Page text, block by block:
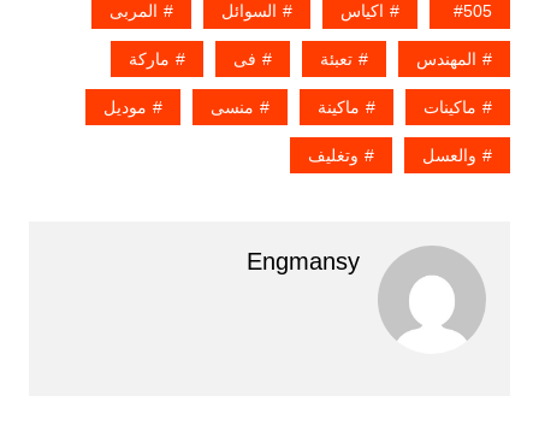
505 اكياس السوائل المربى
المهندس تعبئة فى ماركة
ماكينات ماكينة منسى موديل
والعسل وتغليف
Engmansy